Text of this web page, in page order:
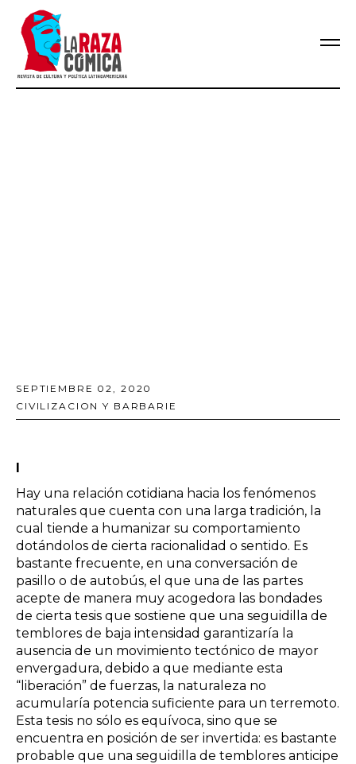
SEPTIEMBRE 02, 2020
CIVILIZACION Y BARBARIE
I
Hay una relación cotidiana hacia los fenómenos
naturales que cuenta con una larga tradición, la
cual tiende a humanizar su comportamiento
dotándolos de cierta racionalidad o sentido. Es
bastante frecuente, en una conversación de
pasillo o de autobús, el que una de las partes
acepte de manera muy acogedora las bondades
de cierta tesis que sostiene que una seguidilla de
temblores de baja intensidad garantizaría la
ausencia de un movimiento tectónico de mayor
envergadura, debido a que mediante esta
“liberación” de fuerzas, la naturaleza no
acumularía potencia suficiente para un terremoto.
Esta tesis no sólo es equívoca, sino que se
encuentra en posición de ser invertida: es bastante
probable que una seguidilla de temblores anticipe